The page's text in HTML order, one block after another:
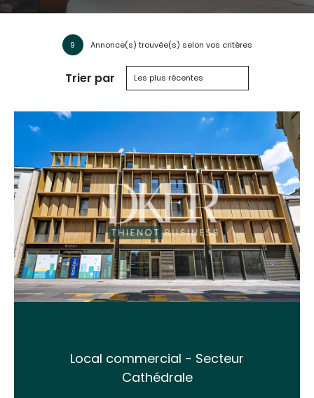
9 Annonce(s) trouvée(s) selon vos critères
Trier par Les plus récentes
Local commercial - Secteur
Cathédrale